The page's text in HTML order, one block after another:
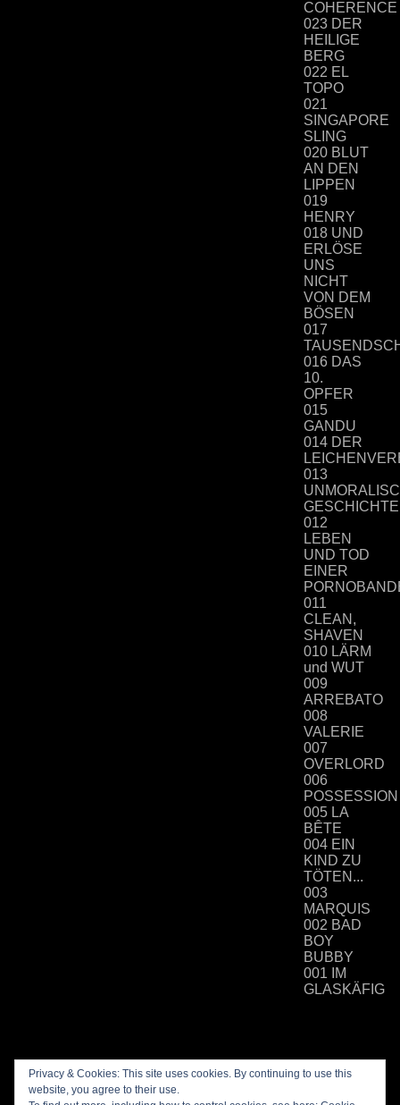
COHERENCE
023 DER
HEILIGE
BERG
022 EL
TOPO
021
SINGAPORE
SLING
020 BLUT
AN DEN
LIPPEN
019
HENRY
018 UND
ERLÖSE
UNS
NICHT
VON DEM
BÖSEN
017
016 DAS
10.
OPFER
015
GANDU
014 DER
013
012
LEBEN
UND TOD
EINER
011
CLEAN,
SHAVEN
010 LÄRM
und WUT
009
ARREBATO
008
VALERIE
007
OVERLORD
006
POSSESSION
005 LA
BÊTE
004 EIN
KIND ZU
TÖTEN...
003
MARQUIS
002 BAD
BOY
BUBBY
001 IM
GLASKÄFIG
Privacy & Cookies: This site uses cookies. By continuing to use this
website, you agree to their use.